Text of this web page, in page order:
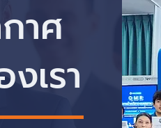
าศ
เรา